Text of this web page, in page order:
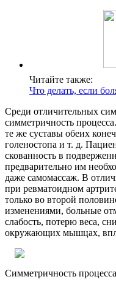
Читайте также:
Что делать, если
Среди отличительных
симметричность
те же суставы обеих
голеностопа и т. д.
скованность в
предварительно им
даже самомассаж. В
при ревматоидном
только во второй
изменениями, больные
слабость, потерю веса,
окружающих мышцах,
Симметричность